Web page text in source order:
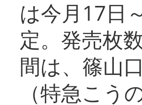
は今月17日
定。発売枚
間は、篠山
（特急こ